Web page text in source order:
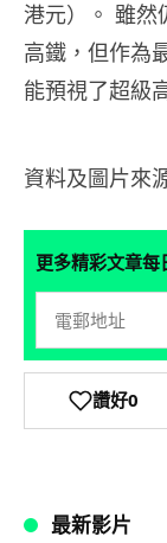
港元）。 雖然
高鐵，但作為
能預視了超級
資料及圖片來
更多精彩文章
讚好0
最新影片